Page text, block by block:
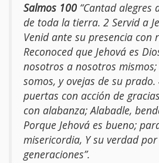
Salmos 100 “Cantad alegres
de toda la tierra. 2 Servid a
Venid ante su presencia con
Reconoced que Jehová es
nosotros a nosotros mismos;
somos, y ovejas de su
puertas con acción de
con alabanza; Alabadle,
Porque Jehová es bueno;
misericordia, Y su verdad
generaciones”.